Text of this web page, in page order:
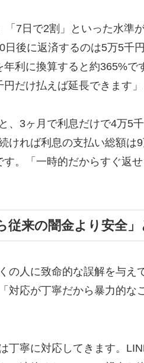
「7日で2割」といった水準
後に返済するのは5万5千
利に換算すると約365%で
だけ払えば延長できます」
、3ヶ月で利息だけで4万5
ければ利息の支払い総額は
。「一時的だからすぐ返
従来の闇金より安全
の人に致命的な誤解を与
対応が丁寧だから暴力的な
丁寧に対応してきます。